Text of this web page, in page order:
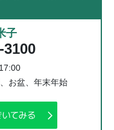
子
3100
お盆、年末年始